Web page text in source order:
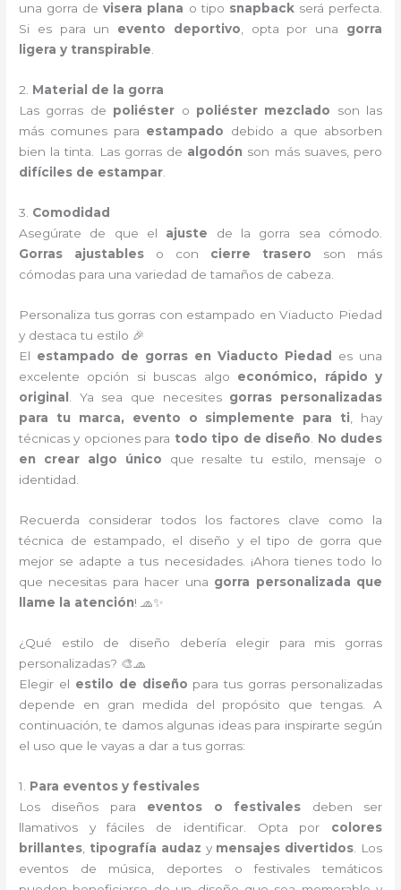
una gorra devisera plana o tipo snapbackserá perfecta.
Si es para un evento deportivo, opta por una gorra
ligera y transpirable.
2. Material de la gorra
Las gorras de poliéster o poliéster mezclado son las
más comunes para estampado debido a que absorben
bien la tinta. Las gorras de algodón son más suaves, pero
difíciles de estampar
3. Comodidad
Asegúrate de que el ajuste de la gorra sea cómodo.
Gorras ajustables o con cierre trasero son más
cómodas para una variedad de tamaños de cabeza.
Personaliza tus gorras con estampado en Viaducto Piedad
y destaca tu estilo 🎉
El estampado de gorras en Viaducto Piedad
es una
excelente opción si buscas algo económico, rápido y
original
. Ya sea que necesites gorras personalizadas
para tu marca, evento o simplemente para ti , hay
técnicas y opciones para todo tipo de diseño
No dudes
en crear algo único que resalte tu estilo, mensaje o
identidad.
Recuerda considerar todos los factores clave como la
técnica de estampado, el diseño y el tipo de gorra que
mejor se adapte a tus necesidades. ¡Ahora tienes todo lo
que necesitas para hacer una gorra personalizada que
llame la atención! 🧢✨
¿Qué estilo de diseño debería elegir para mis gorras
personalizadas? 🎨🧢
Elegir el estilo de diseño para tus gorras personalizadas
depende en gran medida del propósito que tengas. A
continuación, te damos algunas ideas para inspirarte según
el uso que le vayas a dar a tus gorras:
1. Para eventos y festivales
Los diseños para eventos o festivales deben ser
llamativos y fáciles de identificar. Opta por colores
brillantes tipografía audaz y mensajes divertidos . Los
eventos de música, deportes o festivales temáticos